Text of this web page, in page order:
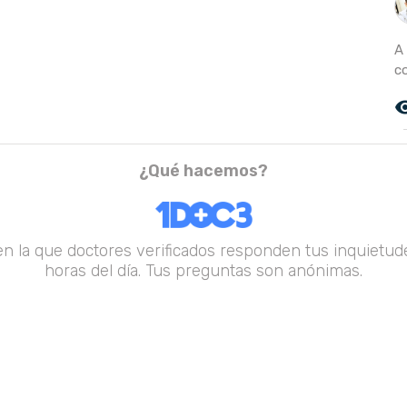
A
¿Qué hacemos?
la que doctores verificados responden tus
horas del día. Tus preguntas son anónimas.